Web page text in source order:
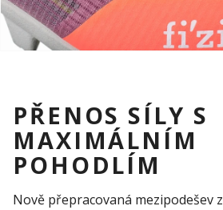
PŘENOS SÍLY S
MAXIMÁLNÍM
POHODLÍM
Nově přepracovaná mezipodešev z